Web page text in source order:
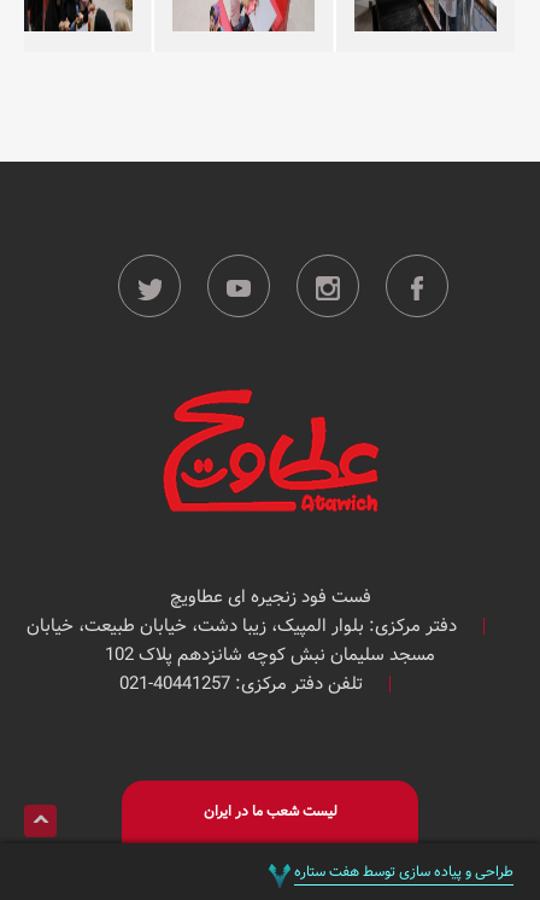
فست فود زنجیره ای عطاویچ
دفتر مرکزی: بلوار المپیک، زیبا دشت، خیابان طبیعت، خیابان
مسجد سلیمان نبش کوچه شانزدهم پلاک 102
تلفن دفتر مرکزی: 40441257-021
لیست شعب ما در ایران
طراحی و پیاده سازی توسط هفت ستاره